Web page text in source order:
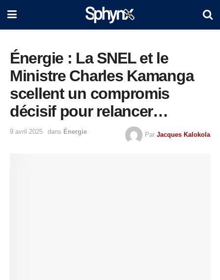
Énergie : La SNEL et le
Ministre Charles Kamanga
scellent un compromis
décisif pour relancer
l’électricité au Kasaï Oriental
9 avril 2025 dans Énergie Par Jacques Kalokola